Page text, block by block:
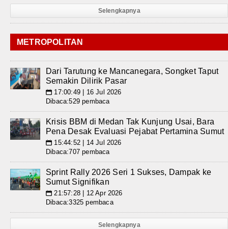
Selengkapnya
METROPOLITAN
Dari Tarutung ke Mancanegara, Songket Taput
Semakin Dilirik Pasar
📅 17:00:49 | 16 Jul 2026
Dibaca:529 pembaca
Krisis BBM di Medan Tak Kunjung Usai, Bara
Pena Desak Evaluasi Pejabat Pertamina Sumut
📅 15:44:52 | 14 Jul 2026
Dibaca:707 pembaca
Sprint Rally 2026 Seri 1 Sukses, Dampak ke
Sumut Signifikan
📅 21:57:28 | 12 Apr 2026
Dibaca:3325 pembaca
Selengkapnya